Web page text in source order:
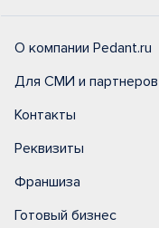
О компании Pedant.ru
Для СМИ и партнеров
Контакты
Реквизиты
Франшиза
Готовый бизнес